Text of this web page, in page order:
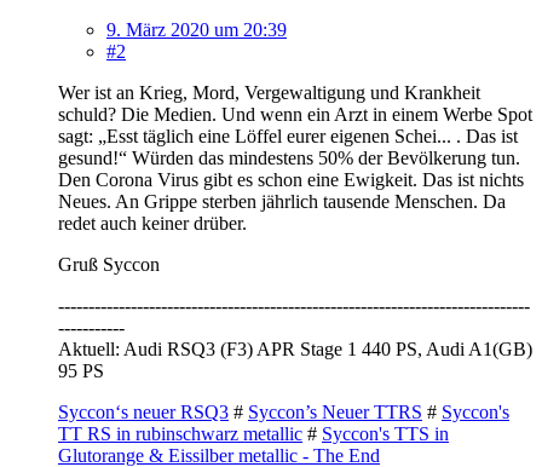
9. März 2020 um 20:39
#2
Wer ist an Krieg, Mord, Vergewaltigung und Krankheit
schuld? Die Medien. Und wenn ein Arzt in einem Werbe Spot
sagt: „Esst täglich eine Löffel eurer eigenen Schei... . Das ist
gesund!“ Würden das mindestens 50% der Bevölkerung tun.
Den Corona Virus gibt es schon eine Ewigkeit. Das ist nichts
Neues. An Grippe sterben jährlich tausende Menschen. Da
redet auch keiner drüber.
Gruß Syccon
------------------------------------------------------------------------------
-----------
Aktuell: Audi RSQ3 (F3) APR Stage 1 440 PS, Audi A1(GB)
95 PS
Syccon‘s neuer RSQ3 # Syccon’s Neuer TTRS # Syccon's
TT RS in rubinschwarz metallic # Syccon's TTS in
Glutorange & Eissilber metallic - The End